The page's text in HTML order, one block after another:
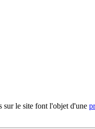
sur le site font l'objet d'une